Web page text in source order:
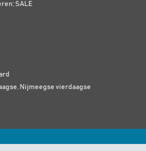
SALE
Nijmeegse vierdaagse